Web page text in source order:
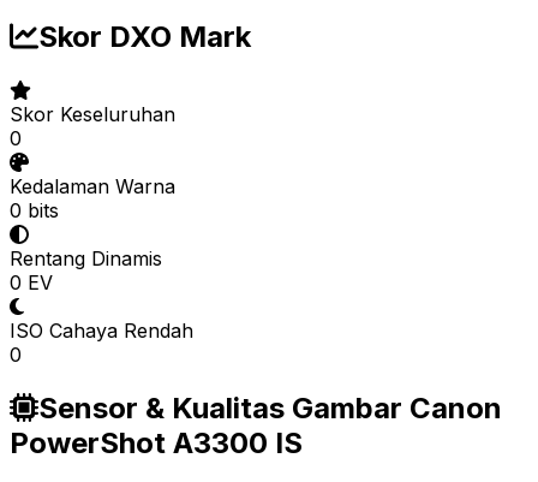
Skor DXO Mark
Skor Keseluruhan
0
Kedalaman Warna
0 bits
Rentang Dinamis
0 EV
ISO Cahaya Rendah
0
Sensor & Kualitas Gambar Canon
PowerShot A3300 IS